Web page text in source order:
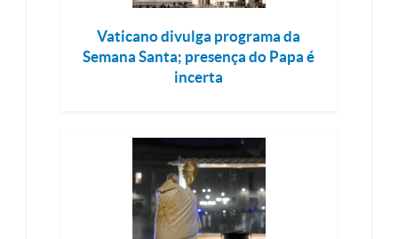
Vaticano divulga programa da
Semana Santa; presença do Papa é
incerta